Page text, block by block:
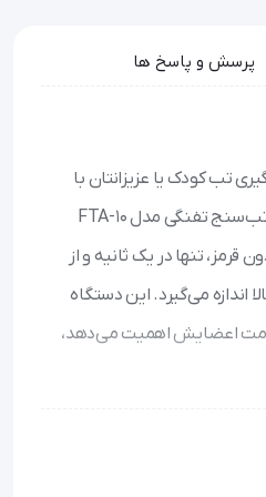
پرسش و پاسخ ها
تب کودک یا عزیزانتان با
تماس فیزیکی نگران باشید. تب‌سنج تفنگی مدل FTA-10
قرمز، تنها در یک ثانیه و از
اندازه می‌گیرد. این دستگاه
اعضایش اهمیت می‌دهد،
و با دقت بالا بررسی کنید.